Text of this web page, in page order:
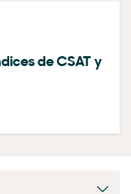
de CSAT y